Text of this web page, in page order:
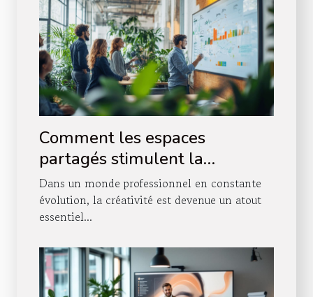
Comment les espaces
partagés stimulent la
créativité professionnelle ?
Dans un monde professionnel en constante
évolution, la créativité est devenue un atout
essentiel...